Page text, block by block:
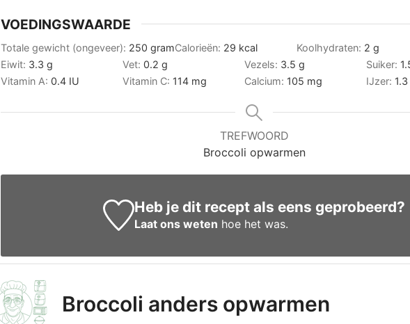
VOEDINGSWAARDE
Totale gewicht (ongeveer): 250 gramCalorieën: 29 kcal Koolhydraten: 2 g
Eiwit: 3.3 g Vet: 0.2 g Vezels: 3.5 g Suiker:
Vitamin A: 0.4 IU Vitamin C: 114 mg Calcium: 105 mg IJzer: 1.3
TREFWOORD
Broccoli opwarmen
Heb je dit recept als eens geprobeerd?
Laat ons weten hoe het was.
Broccoli anders opwarmen